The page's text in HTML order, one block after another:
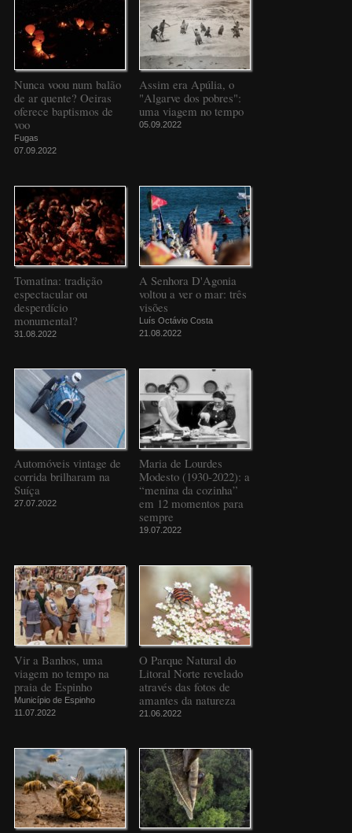
Nunca voou num balão
de ar quente? Oeiras
oferece baptismos de
voo
Fugas
07.09.2022
Assim era Apúlia, o
"Algarve dos pobres":
uma viagem no tempo
05.09.2022
Tomatina: tradição
espectacular ou
desperdício
monumental?
31.08.2022
A Senhora D'Agonia
voltou a ver o mar: três
visões
Luís Octávio Costa
21.08.2022
Automóveis vintage de
corrida brilharam na
Suíça
27.07.2022
Maria de Lourdes
Modesto (1930-2022): a
“menina da cozinha”
em 12 momentos para
sempre
19.07.2022
Vir a Banhos, uma
viagem no tempo na
praia de Espinho
Município de Espinho
11.07.2022
O Parque Natural do
Litoral Norte revelado
através das fotos de
amantes da natureza
21.06.2022